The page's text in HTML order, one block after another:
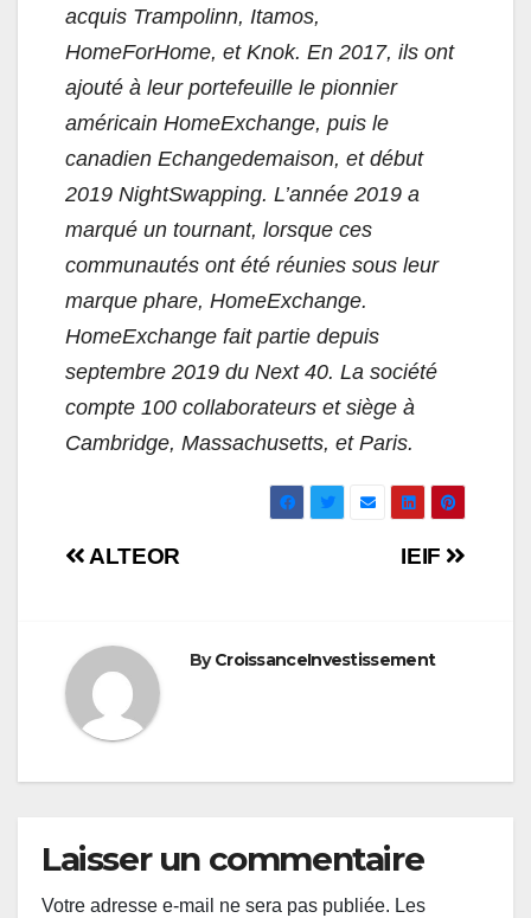
acquis Trampolinn, Itamos,
HomeForHome, et Knok. En 2017, ils ont
ajouté à leur portefeuille le pionnier
américain HomeExchange, puis le
canadien Echangedemaison, et début
2019 NightSwapping. L’année 2019 a
marqué un tournant, lorsque ces
communautés ont été réunies sous leur
marque phare, HomeExchange.
HomeExchange fait partie depuis
septembre 2019 du Next 40. La société
compte 100 collaborateurs et siège à
Cambridge, Massachusetts, et Paris.
Navigation
l’article
IEIF
ALTEOR
ByCroissanceInvestissement
Laisser un commentaire
Votre adresse e-mail ne sera pas publiée. Les